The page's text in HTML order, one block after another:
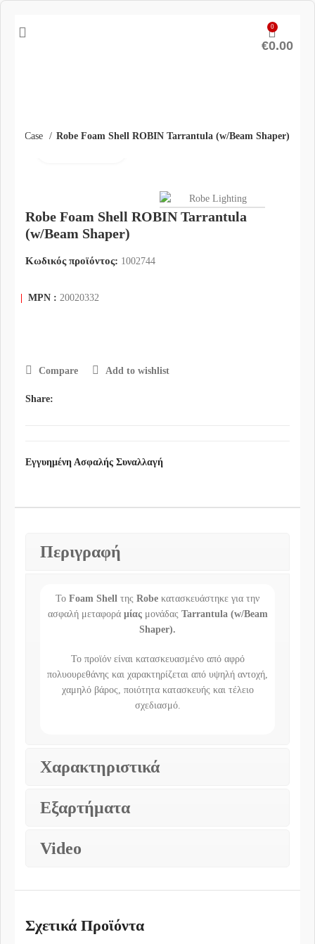
0
€0.00
Case Robe Foam Shell ROBIN Tarrantula (w/Beam Shaper)
Robe Foam Shell ROBIN Tarrantula
(w/Beam Shaper)
Κωδικός προϊόντος: 1002744
MPN : 20020332
Compare Add to wishlist
Share:
Εγγυημένη Ασφαλής Συναλλαγή
Περιγραφή
Το Foam Shell της Robe κατασκευάστηκε για την
ασφαλή μεταφορά μίας μονάδας Tarrantula (w/Beam
Shaper).
Το προϊόν είναι κατασκευασμένο από αφρό
πολυουρεθάνης και χαρακτηρίζεται από υψηλή αντοχή,
χαμηλό βάρος, ποιότητα κατασκευής και τέλειο
σχεδιασμό.
Χαρακτηριστικά
Εξαρτήματα
Video
Σχετικά Προϊόντα